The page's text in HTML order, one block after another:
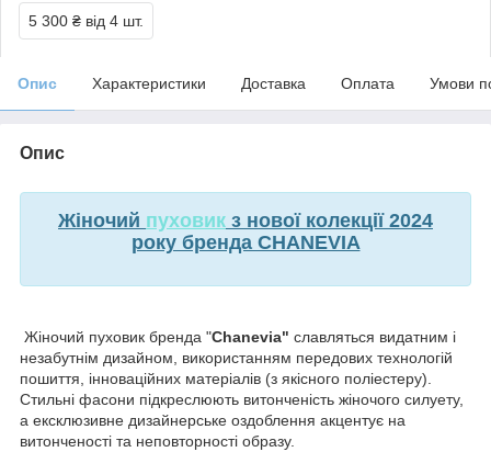
5 300 ₴ від 4 шт.
Опис Характеристики Доставка Оплата Умови
Опис
Жіночий пуховик з нової колекції 2024
року бренда CHANEVIA
Жіночий пуховик бренда "Chanevia" славляться видатним і
незабутнім дизайном, використанням передових технологій
пошиття, інноваційних матеріалів (з якісного поліестеру).
Стильні фасони підкреслюють витонченість жіночого силуету,
а ексклюзивне дизайнерське оздоблення акцентує на
витонченості та неповторності образу.